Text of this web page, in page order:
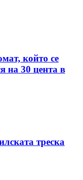
който се
на 30 цента в
треска